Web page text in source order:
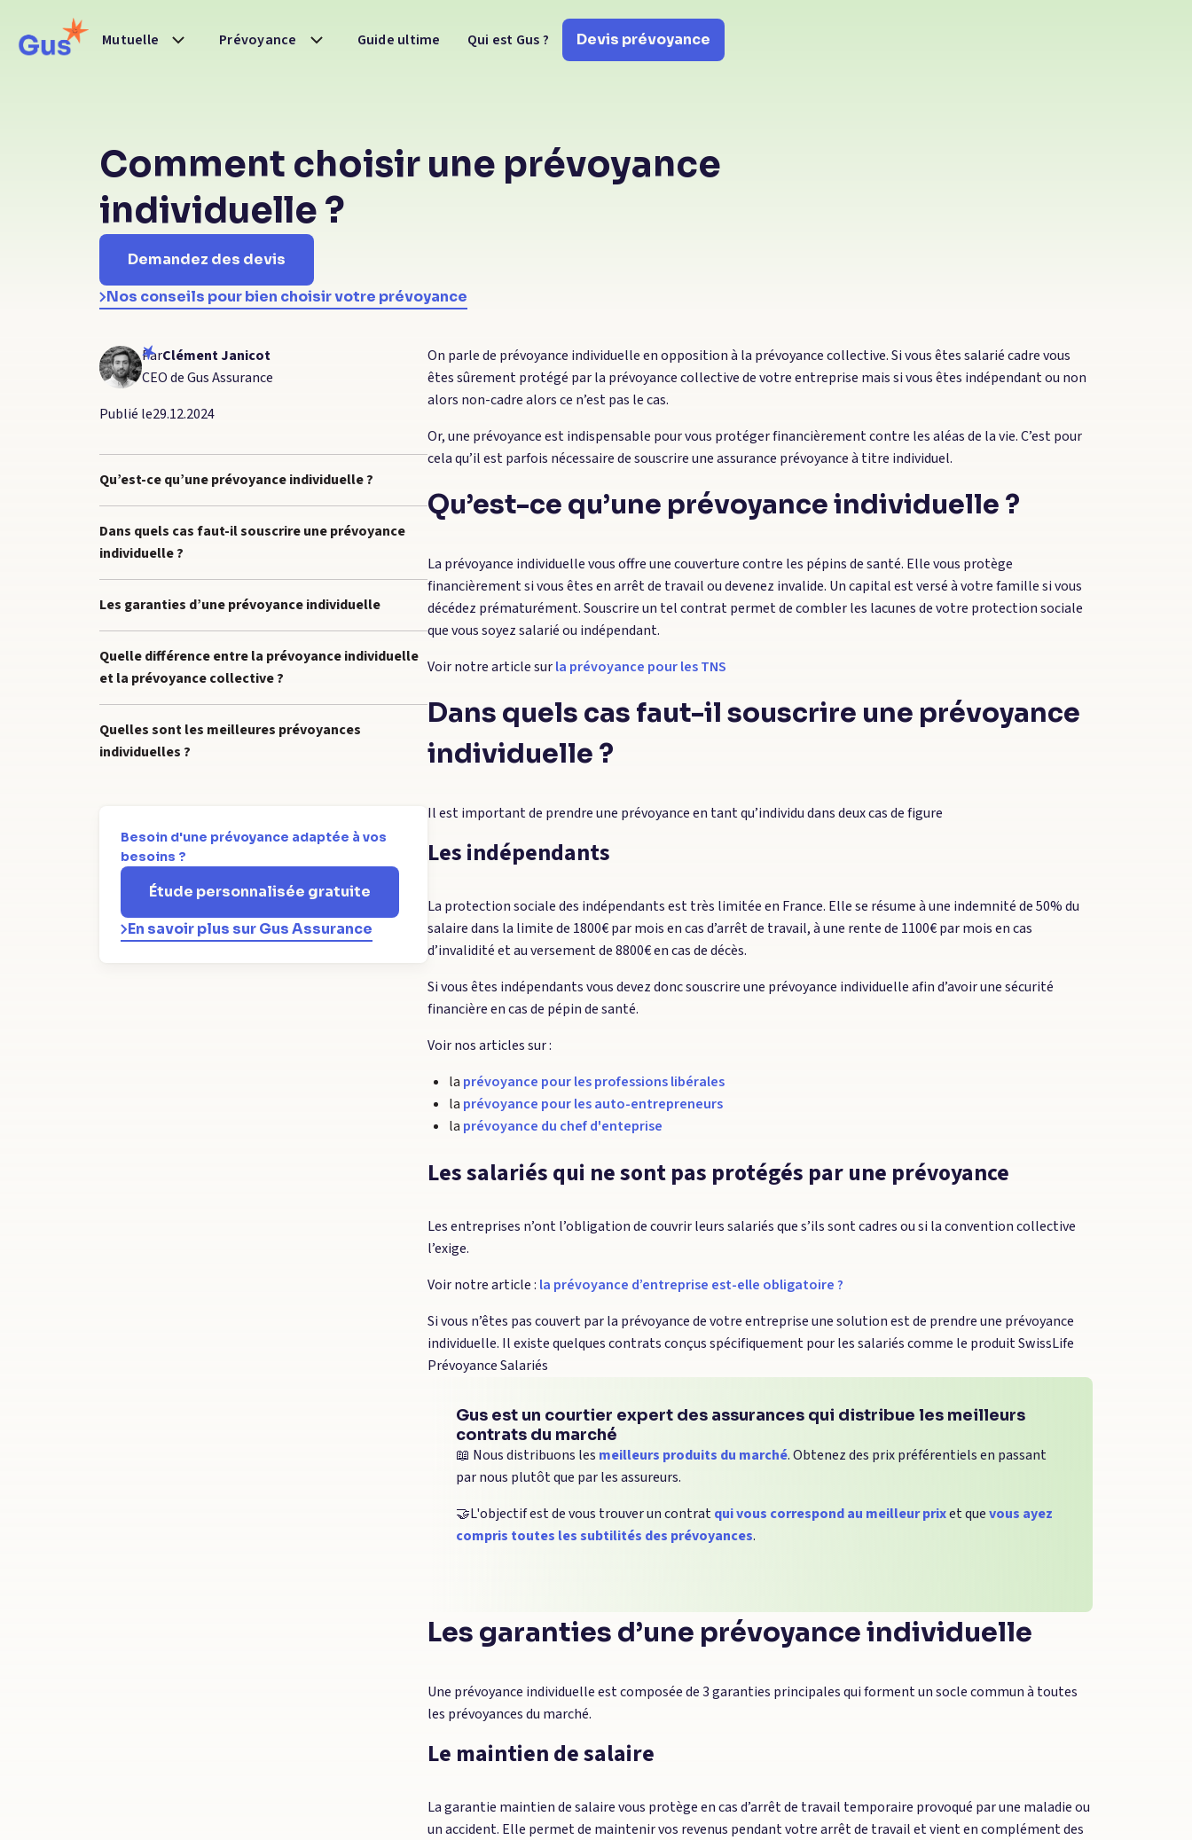
Mutuelle Prévoyance Guide ultime Qui est Gus ? Devis prévoyance
Comment choisir une prévoyance
individuelle ?
Demandez des devis
Nos conseils pour bien choisir votre prévoyance
ParClément Janicot
CEO de Gus Assurance
Publié le29.12.2024
Qu’est-ce qu’une prévoyance individuelle ?
Dans quels cas faut-il souscrire une prévoyance
individuelle ?
Les garanties d’une prévoyance individuelle
Quelle différence entre la prévoyance individuelle
et la prévoyance collective ?
Quelles sont les meilleures prévoyances
individuelles ?
Besoin d'une prévoyance adaptée à vos
besoins ?
Étude personnalisée gratuite
En savoir plus sur Gus Assurance
On parle de prévoyance individuelle en opposition à la prévoyance collective. Si vous êtes salarié cadre vous
êtes sûrement protégé par la prévoyance collective de votre entreprise mais si vous êtes indépendant ou non
alors non-cadre alors ce n’est pas le cas.
Or, une prévoyance est indispensable pour vous protéger financièrement contre les aléas de la vie. C’est pour
cela qu’il est parfois nécessaire de souscrire une assurance prévoyance à titre individuel.
Qu’est-ce qu’une prévoyance individuelle ?
La prévoyance individuelle vous offre une couverture contre les pépins de santé. Elle vous protège
financièrement si vous êtes en arrêt de travail ou devenez invalide. Un capital est versé à votre famille si vous
décédez prématurément. Souscrire un tel contrat permet de combler les lacunes de votre protection sociale
que vous soyez salarié ou indépendant.
Voir notre article surla prévoyance pour les TNS
Dans quels cas faut-il souscrire une prévoyance
individuelle ?
Il est important de prendre une prévoyance en tant qu’individu dans deux cas de figure
Les indépendants
La protection sociale des indépendants est très limitée en France. Elle se résume à une indemnité de 50% du
salaire dans la limite de 1800€ par mois en cas d’arrêt de travail, à une rente de 1100€ par mois en cas
d’invalidité et au versement de 8800€ en cas de décès.
Si vous êtes indépendants vous devez donc souscrire une prévoyance individuelle afin d’avoir une sécurité
financière en cas de pépin de santé.
Voir nos articles sur :
la prévoyance pour les professions libérales
la prévoyance pour les auto-entrepreneurs
la prévoyance du chef d'enteprise
Les salariés qui ne sont pas protégés par une prévoyance
Les entreprises n’ont l’obligation de couvrir leurs salariés que s’ils sont cadres ou si la convention collective
l’exige.
Voir notre article : la prévoyance d’entreprise est-elle obligatoire ?
Si vous n’êtes pas couvert par la prévoyance de votre entreprise une solution est de prendre une prévoyance
individuelle. Il existe quelques contrats conçus spécifiquement pour les salariés comme le produit SwissLife
Prévoyance Salariés
Gus est un courtier expert des assurances qui distribue les meilleurs
contrats du marché
📖 Nous distribuons les meilleurs produits du marché. Obtenez des prix préférentiels en passant
par nous plutôt que par les assureurs.
🤝L'objectif est de vous trouver un contratqui vous correspond au meilleur prixet quevous ayez
compris toutes les subtilités des prévoyances.
Les garanties d’une prévoyance individuelle
Une prévoyance individuelle est composée de 3 garanties principales qui forment un socle commun à toutes
les prévoyances du marché.
Le maintien de salaire
La garantie maintien de salaire vous protège en cas d’arrêt de travail temporaire provoqué par une maladie ou
un accident. Elle permet de maintenir vos revenus pendant votre arrêt de travail et vient en complément des